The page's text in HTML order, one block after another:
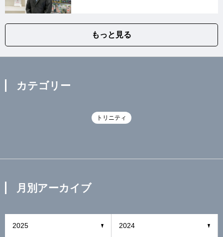
もっと見る
カテゴリー
トリニティ
月別アーカイブ
2025 2024